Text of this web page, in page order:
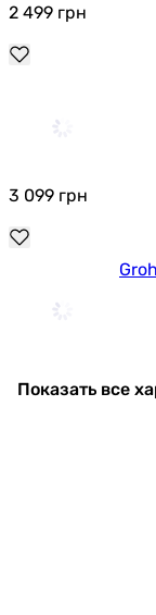
2 499 грн
3 099 грн
1 479
Показать все